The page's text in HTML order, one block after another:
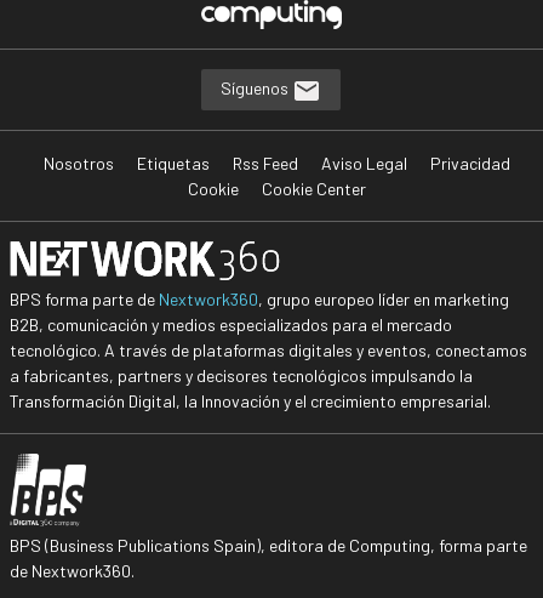
Síguenos
Nosotros Etiquetas Rss Feed Aviso Legal
Privacidad
Cookie
Cookie Center
BPS forma parte de Nextwork360, grupo europeo líder en marketing
B2B, comunicación y medios especializados para el mercado
tecnológico. A través de plataformas digitales y eventos, conectamos
a fabricantes, partners y decisores tecnológicos impulsando la
Transformación Digital, la Innovación y el crecimiento empresarial.
BPS (Business Publications Spain), editora de Computing, forma parte
de Nextwork360.